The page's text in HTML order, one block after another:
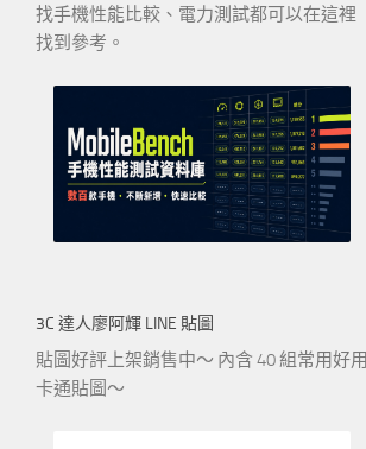
找手機性能比較、電力測試都可以在這裡
找到參考。
3C 達人廖阿輝 LINE 貼圖
貼圖好評上架銷售中～ 內含 40 組常用好用
卡通貼圖～